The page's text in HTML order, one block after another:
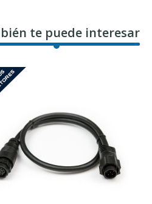
te puede interesar